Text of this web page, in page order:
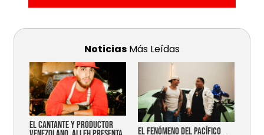
Noticias Más Leídas
EL CANTANTE Y PRODUCTOR
EL FENÓMENO DEL PACÍFICO